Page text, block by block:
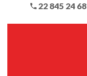
22 845 24 68